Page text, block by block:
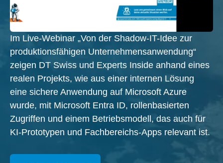
Im Live-Webinar „Von der Shadow-IT-Idee zur
produktionsfähigen Unternehmensanwendung“
zeigen DT Swiss und Experts Inside anhand eines
realen Projekts, wie aus einer internen Lösung
eine sichere Anwendung auf Microsoft Azure
wurde, mit Microsoft Entra ID, rollenbasierten
Zugriffen und einem Betriebsmodell, das auch für
KI-Prototypen und Fachbereichs-Apps relevant ist.